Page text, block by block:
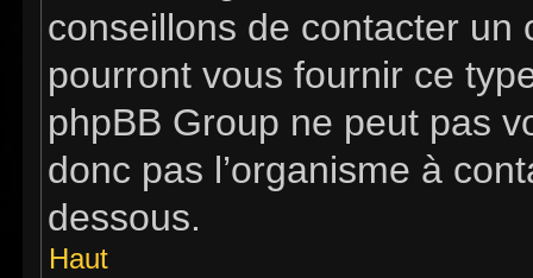
conseillons de contacter un
pourront vous fournir ce
phpBB Group ne peut pas
donc pas l’organisme à
dessous.
Haut